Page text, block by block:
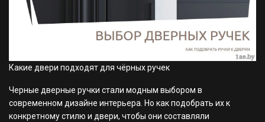
Какие двери подходят для чёрных ручек
Черные дверные ручки стали модным выбором в
современном дизайне интерьера. Но как подобрать их к
конкретному стилю и двери, чтобы они составляли